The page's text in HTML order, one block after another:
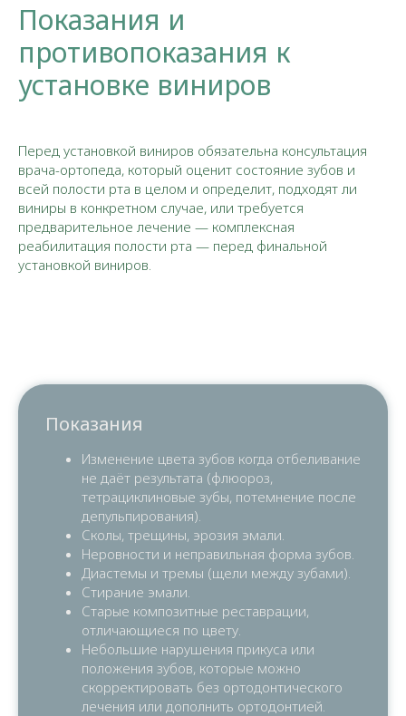
Показания и
противопоказания к
установке виниров
Перед установкой виниров обязательна консультация
врача-ортопеда, который оценит состояние зубов и
всей полости рта в целом и определит, подходят ли
виниры в конкретном случае, или требуется
предварительное лечение — комплексная
реабилитация полости рта — перед финальной
установкой виниров.
Показания
Изменение цвета зубов когда отбеливание
не даёт результата (флюороз,
тетрациклиновые зубы, потемнение после
депульпирования).
Сколы, трещины, эрозия эмали.
Неровности и неправильная форма зубов.
Диастемы и тремы (щели между зубами).
Стирание эмали.
Старые композитные реставрации,
отличающиеся по цвету.
Небольшие нарушения прикуса или
положения зубов, которые можно
скорректировать без ортодонтического
лечения или дополнить ортодонтией.​